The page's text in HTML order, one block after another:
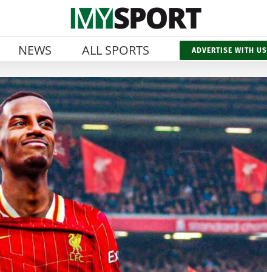
NEWS ALL SPORTS ADVERTISE WITH US